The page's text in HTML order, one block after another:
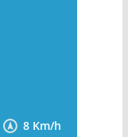
8 Km/h